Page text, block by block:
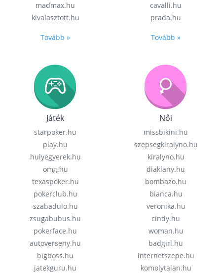
madmax.hu
kivalasztott.hu
Tovább »
cavalli.hu
prada.hu
Tovább »
Játék
starpoker.hu
play.hu
hulyegyerek.hu
omg.hu
texaspoker.hu
pokerclub.hu
szabadulo.hu
zsugabubus.hu
pokerface.hu
autoverseny.hu
bigboss.hu
jatekguru.hu
Női
missbikini.hu
szepsegkiralyno.hu
kiralyno.hu
diaklany.hu
bombazo.hu
bianca.hu
veronika.hu
cindy.hu
woman.hu
badgirl.hu
internetszepe.hu
komolytalan.hu